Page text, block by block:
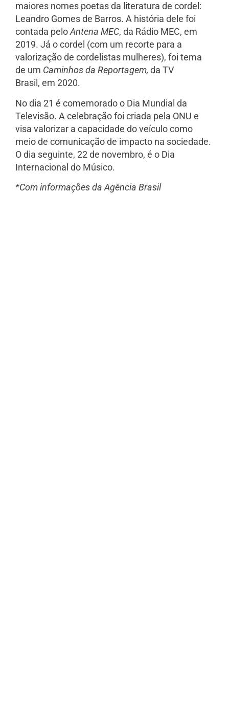
maiores nomes poetas da literatura de cordel:
Leandro Gomes de Barros. A história dele foi
contada peloAntena MEC, da Rádio MEC, em
2019. Já o cordel (com um recorte para a
valorização de cordelistas mulheres), foi tema
de um Caminhos da Reportagem, da TV
Brasil, em 2020.
No dia 21 é comemorado o Dia Mundial da
Televisão. A celebração foi criada pela ONU e
visa valorizar a capacidade do veículo como
meio de comunicação de impacto na sociedade.
O dia seguinte, 22 de novembro, é o Dia
Internacional do Músico.
*Com informações da Agência Brasil